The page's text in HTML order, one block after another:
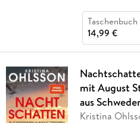
Taschenbuch
14,99 €
mit August
aus
Kristina